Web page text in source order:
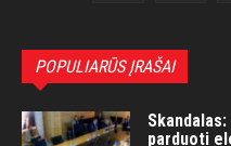
POPULIARŪS ĮRAŠAI
parduoti